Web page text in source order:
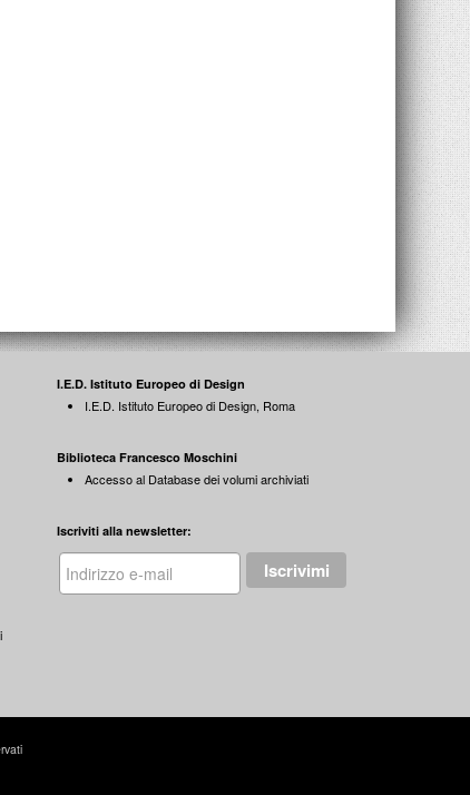
I.E.D. Istituto Europeo di Design
I.E.D. Istituto Europeo di Design, Roma
Biblioteca Francesco Moschini
Accesso al Database dei volumi archiviati
Iscriviti alla newsletter: